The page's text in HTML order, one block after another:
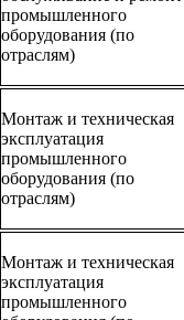
промышленного
оборудования (по
отраслям)
Монтаж и техническая
эксплуатация
промышленного
оборудования (по
отраслям)
Монтаж и техническая
эксплуатация
промышленного